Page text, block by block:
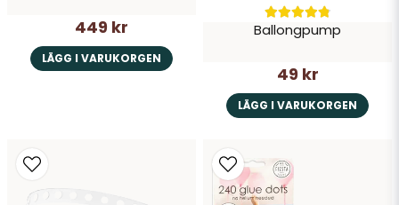
449 kr
LÄGG I VARUKORGEN
Ballongpump
49 kr
LÄGG I VARUKORGEN